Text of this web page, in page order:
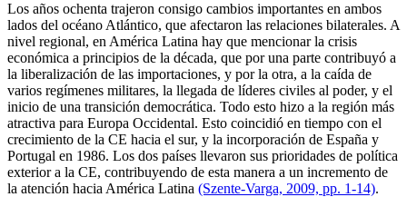
Los años ochenta trajeron consigo cambios importantes en ambos
lados del océano Atlántico, que afectaron las relaciones bilaterales. A
nivel regional, en América Latina hay que mencionar la crisis
económica a principios de la década, que por una parte contribuyó a
la liberalización de las importaciones, y por la otra, a la caída de
varios regímenes militares, la llegada de líderes civiles al poder, y el
inicio de una transición democrática. Todo esto hizo a la región más
atractiva para Europa Occidental. Esto coincidió en tiempo con el
crecimiento de la CE hacia el sur, y la incorporación de España y
Portugal en 1986. Los dos países llevaron sus prioridades de política
exterior a la CE, contribuyendo de esta manera a un incremento de
la atención hacia América Latina (Szente-Varga, 2009, pp. 1-14).